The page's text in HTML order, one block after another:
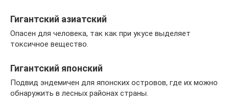
Гигантский азиатский
Опасен для человека, так как при укусе выделяет
токсичное вещество.
Гигантский японский
Подвид эндемичен для японских островов, где их можно
обнаружить в лесных районах страны.